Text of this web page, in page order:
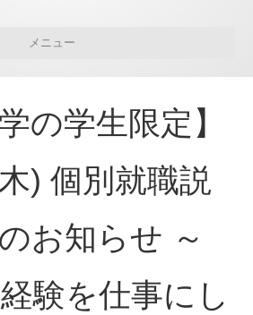
メニュー
の学生限定】
) 個別就職説
お知らせ ～
験を仕事にし